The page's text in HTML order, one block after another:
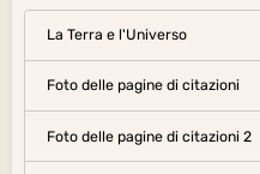
La Terra e l'Universo
Foto delle pagine di citazioni
Foto delle pagine di citazioni 2